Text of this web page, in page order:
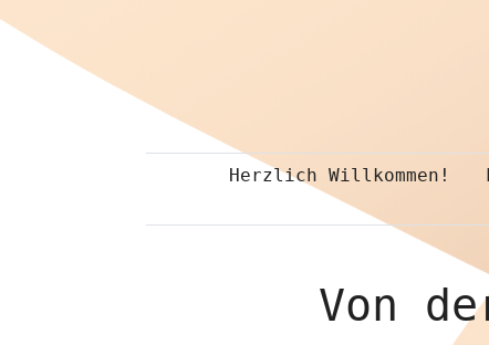
Herzlich Willkommen!
Von